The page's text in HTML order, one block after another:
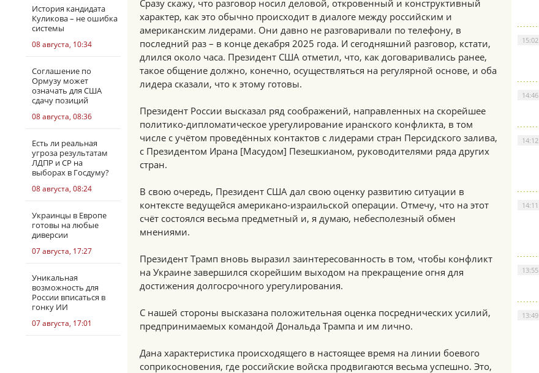
История кандидата
Куликова – не ошибка
системы
08 августа, 10:34
Соглашение по
Ормузу может
означать для США
сдачу позиций
08 августа, 08:36
Есть ли реальная
угроза результатам
ЛДПР и СР на
выборах в Госдуму?
08 августа, 08:24
Украинцы в Европе
готовы на любые
диверсии
07 августа, 17:27
Уникальная
возможность для
России вписаться в
гонку ИИ
07 августа, 17:01
Сразу скажу, что разговор носил деловой, откровенный и конструктивный
характер, как это обычно происходит в диалоге между российским и
американским лидерами. Они давно не разговаривали по телефону, в
последний раз – в конце декабря 2025 года. И сегодняшний разговор, кстати,
длился около часа. Президент США отметил, что, как договаривались ранее,
такое общение должно, конечно, осуществляться на регулярной основе, и оба
лидера сказали, что к этому готовы.
Президент России высказал ряд соображений, направленных на скорейшее
политико-дипломатическое урегулирование иранского конфликта, в том
числе с учётом проведённых контактов с лидерами стран Персидского залива,
с Президентом Ирана [Масудом] Пезешкианом, руководителями ряда других
стран.
В свою очередь, Президент США дал свою оценку развитию ситуации в
контексте ведущейся американо-израильской операции. Отмечу, что на этот
счёт состоялся весьма предметный и, я думаю, небесполезный обмен
мнениями.
Президент Трамп вновь выразил заинтересованность в том, чтобы конфликт
на Украине завершился скорейшим выходом на прекращение огня для
достижения долгосрочного урегулирования.
С нашей стороны высказана положительная оценка посреднических усилий,
предпринимаемых командой Дональда Трампа и им лично.
Дана характеристика происходящего в настоящее время на линии боевого
соприкосновения, где российские войска продвигаются весьма успешно. Это,
15:02
14:46
14:12
14:11
13:55
13:49